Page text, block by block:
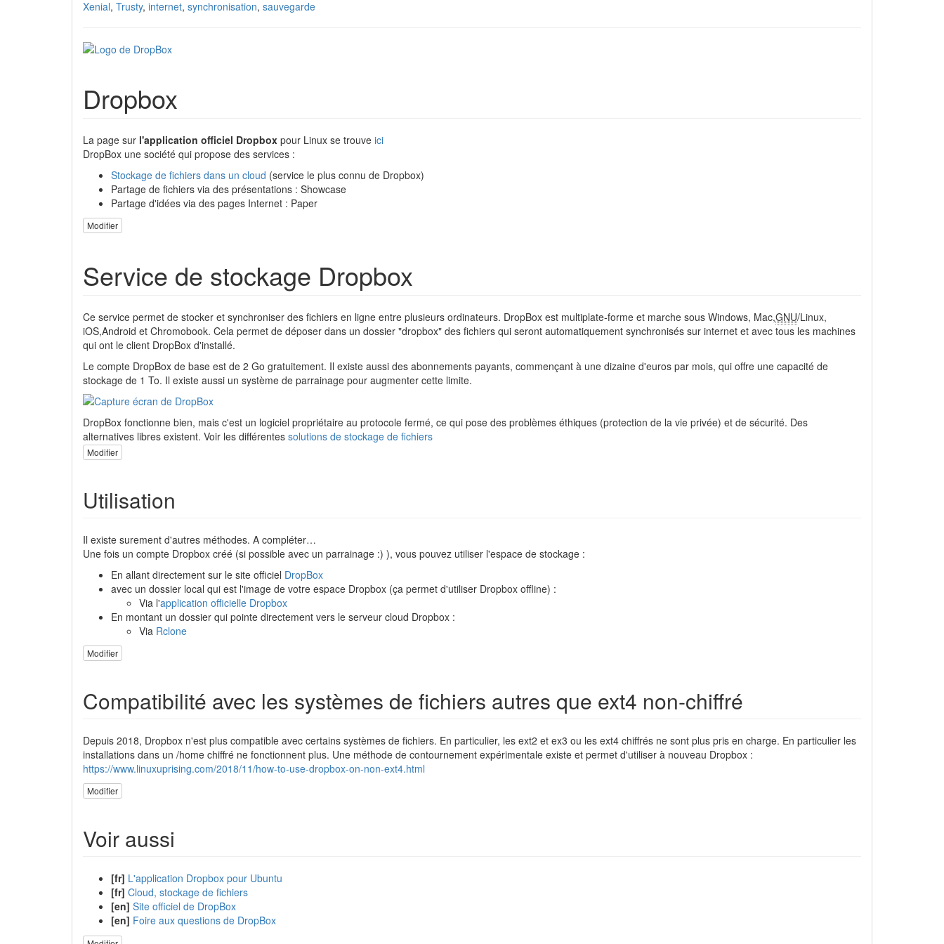
Xenial, Trusty, internet, synchronisation, sauvegarde
Dropbox
La page sur l'application officiel Dropbox pour Linux se trouve ici
DropBox une société qui propose des services :
Stockage de fichiers dans un cloud (service le plus connu de Dropbox)
Partage de fichiers via des présentations : Showcase
Partage d'idées via des pages Internet : Paper
Modifier
Service de stockage Dropbox
Ce service permet de stocker et synchroniser des fichiers en ligne entre plusieurs ordinateurs. DropBox est multiplate-forme et marche sous Windows, Mac,GNU/Linux,
iOS,Android et Chromobook. Cela permet de déposer dans un dossier "dropbox" des fichiers qui seront automatiquement synchronisés sur internet et avec tous les machines
qui ont le client DropBox d'installé.
Le compte DropBox de base est de 2 Go gratuitement. Il existe aussi des abonnements payants, commençant à une dizaine d'euros par mois, qui offre une capacité de
stockage de 1 To. Il existe aussi un système de parrainage pour augmenter cette limite.
DropBox fonctionne bien, mais c'est un logiciel propriétaire au protocole fermé, ce qui pose des problèmes éthiques (protection de la vie privée) et de sécurité. Des
alternatives libres existent. Voir les différentes solutions de stockage de fichiers
Modifier
Utilisation
Il existe surement d'autres méthodes. A compléter…
Une fois un compte Dropbox créé (si possible avec un parrainage :) ), vous pouvez utiliser l'espace de stockage :
En allant directement sur le site officiel DropBox
avec un dossier local qui est l'image de votre espace Dropbox (ça permet d'utiliser Dropbox offline) :
Via l'application officielle Dropbox
En montant un dossier qui pointe directement vers le serveur cloud Dropbox :
Via Rclone
Modifier
Compatibilité avec les systèmes de fichiers autres que ext4 non-chiffré
Depuis 2018, Dropbox n'est plus compatible avec certains systèmes de fichiers. En particulier, les ext2 et ex3 ou les ext4 chiffrés ne sont plus pris en charge. En particulier les
installations dans un /home chiffré ne fonctionnent plus. Une méthode de contournement expérimentale existe et permet d'utiliser à nouveau Dropbox :
https://www.linuxuprising.com/2018/11/how-to-use-dropbox-on-non-ext4.html
Modifier
Voir aussi
[fr] L'application Dropbox pour Ubuntu
[fr] Cloud, stockage de fichiers
[en] Site officiel de DropBox
[en] Foire aux questions de DropBox